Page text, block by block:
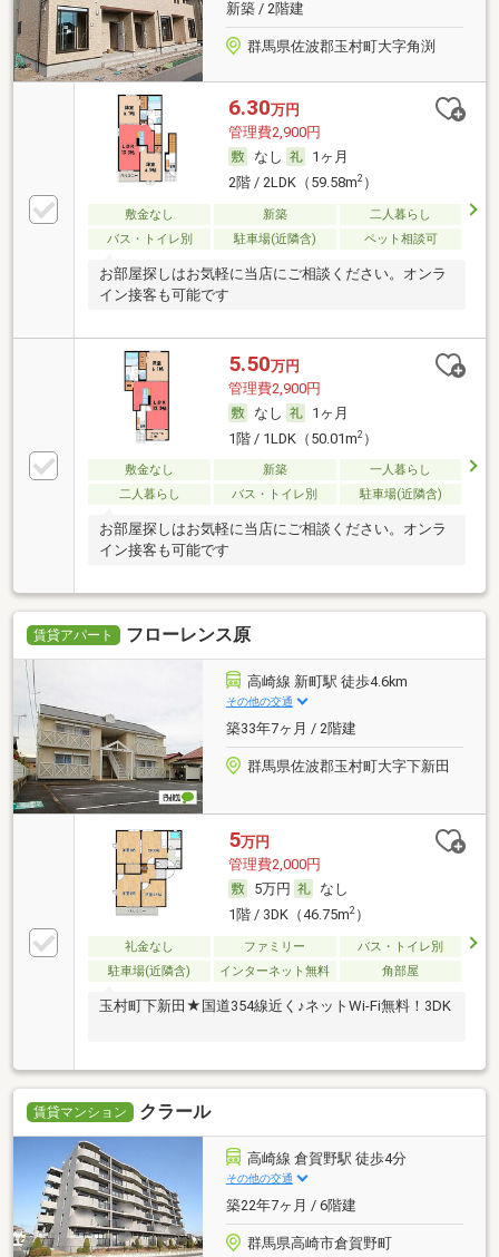
新築 / 2階建
群馬県佐波郡玉村町大字角渕
6.30万円
管理費2,900円
なし
1ヶ月
2階 / 2LDK（59.58m2）
敷金なし 新築
二人暮らし
バス・トイレ別
駐車場(近隣含) ペット相談可
お部屋探しはお気軽に当店にご相談ください。オンラ
イン接客も可能です
5.50万円
管理費2,900円
なし
1ヶ月
1階 / 1LDK（50.01m2）
敷金なし 新築
一人暮らし
二人暮らし
バス・トイレ別 駐車場(近隣含)
お部屋探しはお気軽に当店にご相談ください。オンラ
イン接客も可能です
賃貸アパート フローレンス原
高崎線 新町駅 徒歩4.6km
その他の交通
築33年7ヶ月 / 2階建
群馬県佐波郡玉村町大字下新田
5万円
管理費2,000円
5万円
なし
1階 / 3DK（46.75m2）
礼金なし ファミリー
バス・トイレ別
駐車場(近隣含)
インターネット無料 角部屋
玉村町下新田★国道354線近く♪ネットWi-Fi無料！3DK
賃貸マンション クラール
高崎線 倉賀野駅 徒歩4分
その他の交通
築22年7ヶ月 / 6階建
群馬県高崎市倉賀野町